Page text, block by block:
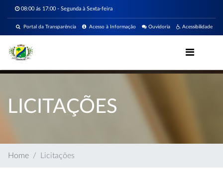
08:00 ás 17:00 - Segunda à Sexta-feira
Acessibilidade
Ouvidoria
Acesso à Informação
Portal da Transparência
LICITAÇÕES
Home Licitações